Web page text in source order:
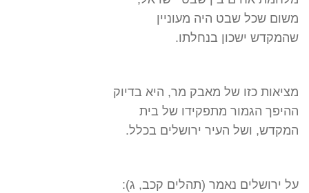
משום שכל שבט היה מעוניין
שהמקדש ישכון בנחלתו.
מציאות כזו של מאבק מר, היא בדיוק
ההיפך הגמור מתפקידו של בית
המקדש, ושל העיר ירושלים בכלל.
על ירושלים נאמר (תהלים קכב, ג):